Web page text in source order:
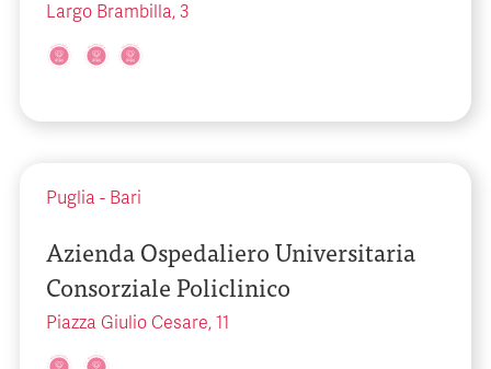
Largo Brambilla, 3
Puglia - Bari
Azienda Ospedaliero Universitaria
Consorziale Policlinico
Piazza Giulio Cesare, 11